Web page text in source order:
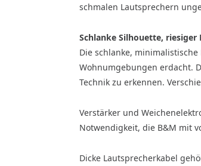
schmalen Lautsprechern
Schlanke Silhouette, riesiger
Die schlanke,
Wohnumgebungen erdacht.
Technik zu erkennen.
Verstärker und
Notwendigkeit, die B&M mit
Dicke Lautsprecherkabel